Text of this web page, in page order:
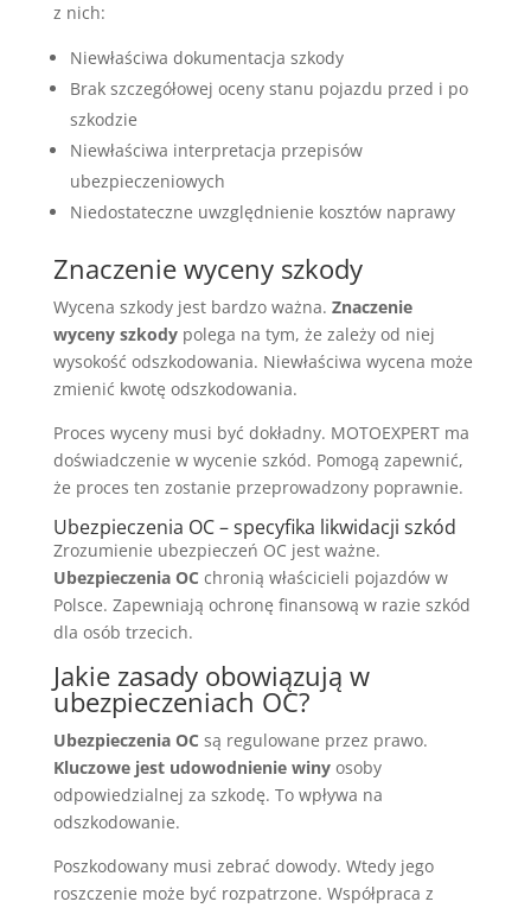
z nich:
Niewłaściwa dokumentacja szkody
Brak szczegółowej oceny stanu pojazdu przed i po
szkodzie
Niewłaściwa interpretacja przepisów
ubezpieczeniowych
Niedostateczne uwzględnienie kosztów naprawy
Znaczenie wyceny szkody
Wycena szkody jest bardzo ważna. Znaczenie
wyceny szkodypolega na tym, że zależy od niej
wysokość odszkodowania. Niewłaściwa wycena może
zmienić kwotę odszkodowania.
Proces wyceny musi być dokładny. MOTOEXPERT ma
doświadczenie w wycenie szkód. Pomogą zapewnić,
że proces ten zostanie przeprowadzony poprawnie.
Ubezpieczenia OC – specyfika likwidacji szkód
Zrozumienie ubezpieczeń OC jest ważne.
Ubezpieczenia OC chronią właścicieli pojazdów w
Polsce. Zapewniają ochronę finansową w razie szkód
dla osób trzecich.
Jakie zasady obowiązują w
ubezpieczeniach OC?
Ubezpieczenia OC są regulowane przez prawo.
Kluczowe jest udowodnienie winyosoby
odpowiedzialnej za szkodę. To wpływa na
odszkodowanie.
Poszkodowany musi zebrać dowody. Wtedy jego
roszczenie może być rozpatrzone. Współpraca z